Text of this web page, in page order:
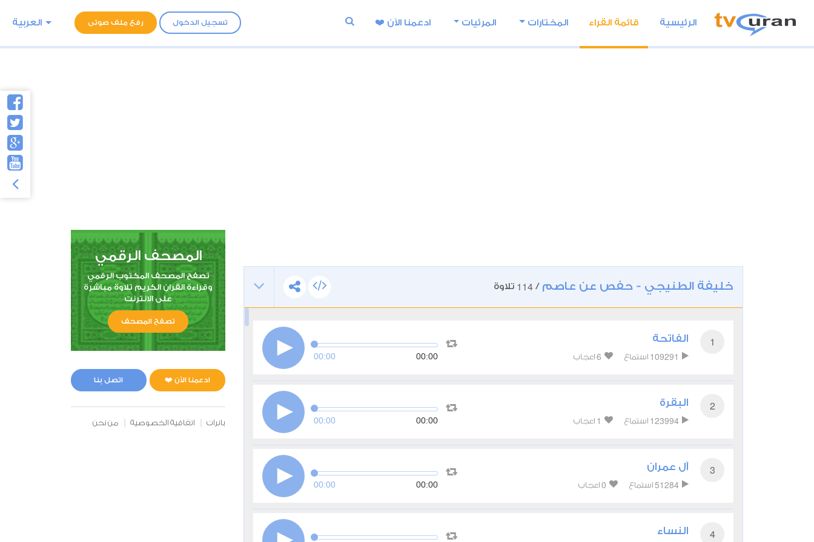
تسجيل الدخول رفع ملف صوتى العربية الرئيسية قائمة القراء المختارات المرئيات ادعمنا اﻵن ❤️
خليفة الطنيجي - حفص عن عاصم /
114 تلاوة
1 الفاتحة
109291 استماع 6 اعجاب 00:00 00:00
2 البقرة
123994 استماع 1 اعجاب 00:00 00:00
3 آل عمران
51284 استماع 0 اعجاب 00:00 00:00
4 النساء
المصحف الرقمي
تصفح المصحف المكتوب الرقمي
وقراءة القران الكريم تلاوة مباشرة
على الانترنت
تصفح المصحف
ادعمنا الآن ❤️ اتصل بنا
بانرات اتفاقية الخصوصية من نحن